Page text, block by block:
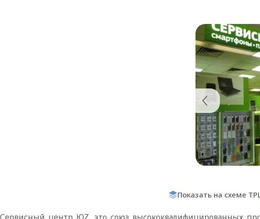
Показать на схеме